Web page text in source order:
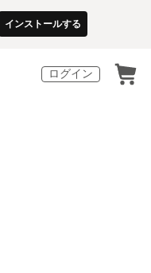
インストールする
ログイン